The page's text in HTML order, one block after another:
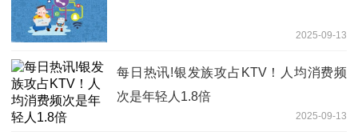
2025-09-13
每日热讯!银发族攻占KTV！人均消费频
次是年轻人1.8倍
2025-09-13